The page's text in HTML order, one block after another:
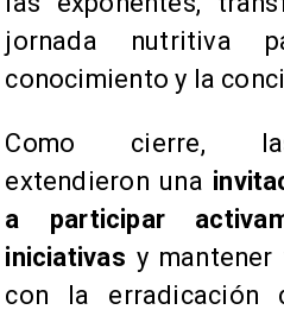
jornada nutritiva
conocimiento y la
Como cierre,
extendieron una
a participar
iniciativas y
con la erradicación